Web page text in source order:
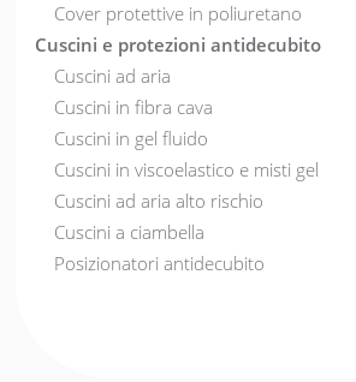
Cover protettive in poliuretano
Cuscini e protezioni antidecubito
Cuscini ad aria
Cuscini in fibra cava
Cuscini in gel fluido
Cuscini in viscoelastico e misti gel
Cuscini ad aria alto rischio
Cuscini a ciambella
Posizionatori antidecubito